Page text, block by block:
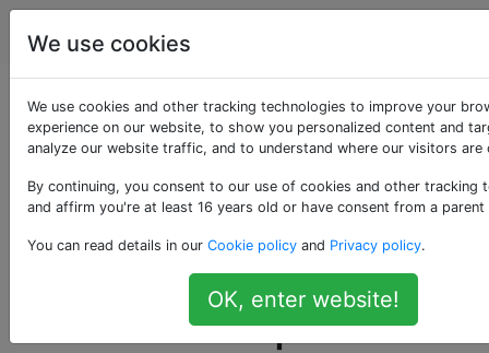
Viaggio
Posso prendere un
grosso barattolo di
Nutella nel mio
bagaglio a mano su
un volo europeo?
We use cookies
We use cookies and other tracking technologies to improve your
experience on our website, to show you personalized content and
analyze our website traffic, and to understand where our visitors are
By continuing, you consent to our use of cookies and other tracking
and affirm you're at least 16 years old or have consent from a parent
You can read details in our Cookie policy and Privacy policy.
OK, enter website!